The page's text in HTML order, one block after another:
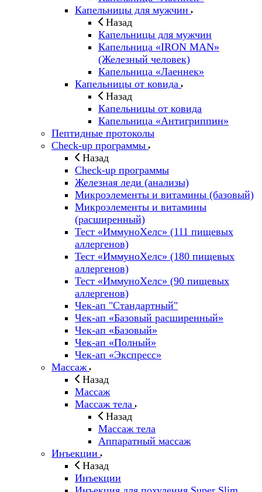
Капельницы для мужчин
Назад
Капельницы для мужчин
Капельница «IRON MAN»
(Железный человек)
Капельница «Лаеннек»
Капельницы от ковида
Назад
Капельницы от ковида
Капельница «Антигриппин»
Пептидные протоколы
Check-up программы
Назад
Check-up программы
Железная леди (анализы)
Микроэлементы и витамины (базовый)
Микроэлементы и витамины
(расширенный)
Тест «ИммуноХелс» (111 пищевых
аллергенов)
Тест «ИммуноХелс» (180 пищевых
аллергенов)
Тест «ИммуноХелс» (90 пищевых
аллергенов)
Чек-ап "Стандартный"
Чек-ап «Базовый расширенный»
Чек-ап «Базовый»
Чек-ап «Полный»
Чек-ап «Экспресс»
Массаж
Назад
Массаж
Массаж тела
Назад
Массаж тела
Аппаратный массаж
Инъекции
Назад
Инъекции